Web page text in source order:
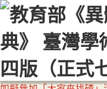
::: 最新消息 常見問
顯示模式